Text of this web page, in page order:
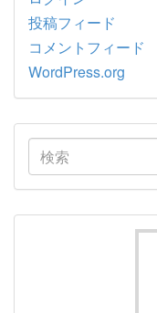
投稿フィード
コメントフィード
WordPress.org